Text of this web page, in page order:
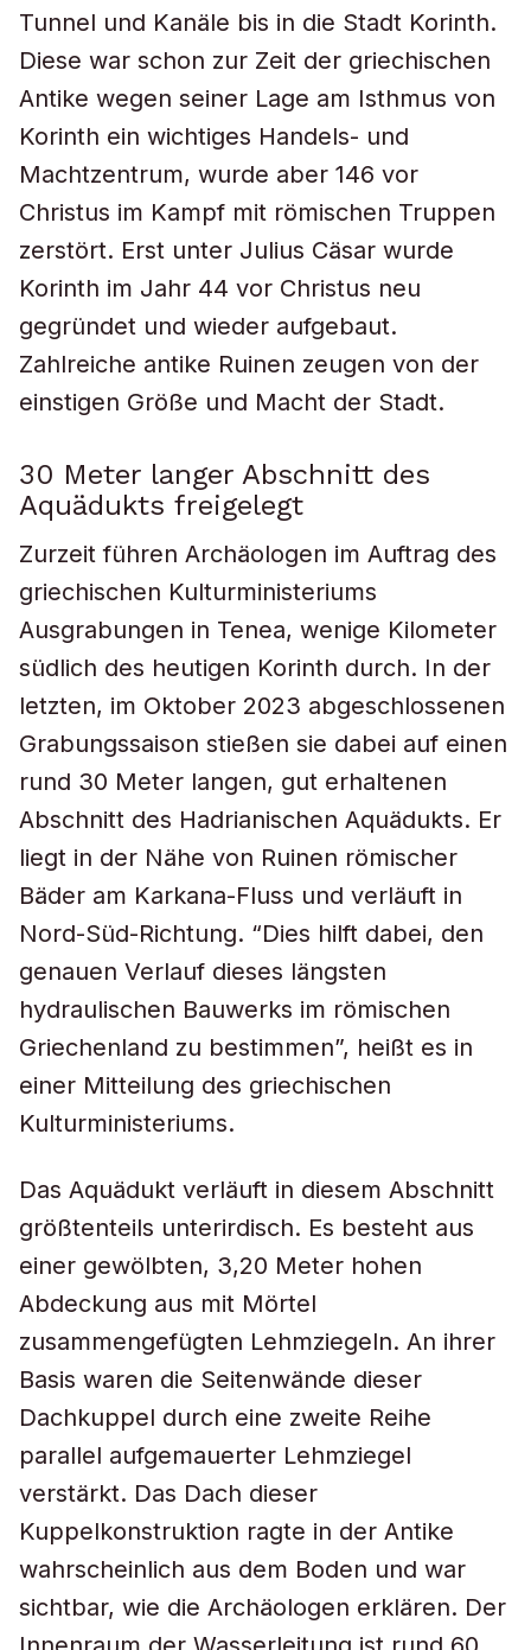
Tunnel und Kanäle bis in die Stadt Korinth.
Diese war schon zur Zeit der griechischen
Antike wegen seiner Lage am Isthmus von
Korinth ein wichtiges Handels- und
Machtzentrum, wurde aber 146 vor
Christus im Kampf mit römischen Truppen
zerstört. Erst unter Julius Cäsar wurde
Korinth im Jahr 44 vor Christus neu
gegründet und wieder aufgebaut.
Zahlreiche antike Ruinen zeugen von der
einstigen Größe und Macht der Stadt.
30 Meter langer Abschnitt des
Aquädukts freigelegt
Zurzeit führen Archäologen im Auftrag des
griechischen Kulturministeriums
Ausgrabungen in Tenea, wenige Kilometer
südlich des heutigen Korinth durch. In der
letzten, im Oktober 2023 abgeschlossenen
Grabungssaison stießen sie dabei auf einen
rund 30 Meter langen, gut erhaltenen
Abschnitt des Hadrianischen Aquädukts. Er
liegt in der Nähe von Ruinen römischer
Bäder am Karkana-Fluss und verläuft in
Nord-Süd-Richtung. “Dies hilft dabei, den
genauen Verlauf dieses längsten
hydraulischen Bauwerks im römischen
Griechenland zu bestimmen”, heißt es in
einer Mitteilung des griechischen
Kulturministeriums.
Das Aquädukt verläuft in diesem Abschnitt
größtenteils unterirdisch. Es besteht aus
einer gewölbten, 3,20 Meter hohen
Abdeckung aus mit Mörtel
zusammengefügten Lehmziegeln. An ihrer
Basis waren die Seitenwände dieser
Dachkuppel durch eine zweite Reihe
parallel aufgemauerter Lehmziegel
verstärkt. Das Dach dieser
Kuppelkonstruktion ragte in der Antike
wahrscheinlich aus dem Boden und war
sichtbar, wie die Archäologen erklären. Der